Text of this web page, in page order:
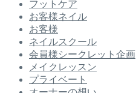
フットケア
お客様ネイル
お客様
ネイルスクール
会員様シークレット企画
メイクレッスン
プライベート